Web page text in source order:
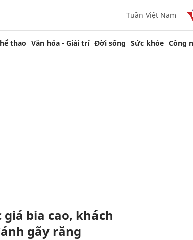
Tuần Việt Nam
thao Văn hóa - Giải trí Đời sống Sức khỏe Công
giá bia cao, khách
gãy răng